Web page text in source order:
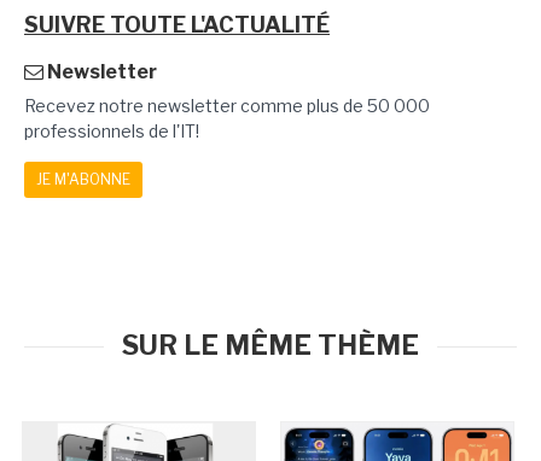
SUIVRE TOUTE L'ACTUALITÉ
Newsletter
Recevez notre newsletter comme plus de 50 000
professionnels de l'IT!
JE M'ABONNE
SUR LE MÊME THÈME